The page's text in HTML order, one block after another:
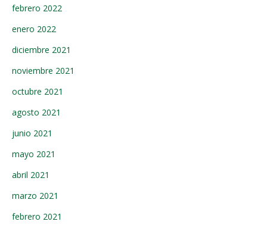
febrero 2022
enero 2022
diciembre 2021
noviembre 2021
octubre 2021
agosto 2021
junio 2021
mayo 2021
abril 2021
marzo 2021
febrero 2021